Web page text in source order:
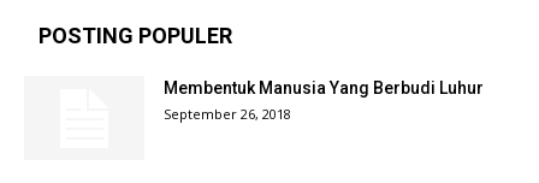
POSTING POPULER
Membentuk Manusia Yang Berbudi Luhur
September 26, 2018